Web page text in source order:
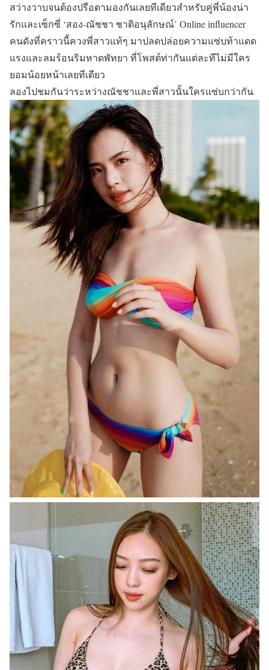
สว่างวาบจนต้องปรือตามองกันเลยทีเดียวสำหรับคู่พี่น้องน่า
รักและเซ็กซี่ ‘สอง-ณัชชา ชาติอนุลักษณ์’ Online influencer
คนดังที่คราวนี้ควงพี่สาวแท้ๆ มาปลดปล่อยความแซ่บท้าแดด
แรงและลมร้อนริมหาดพัทยา ที่โพสต์ท่ากันแต่ละทีไม่มีใคร
ยอมน้อยหน้าเลยทีเดียว
ลองไปชมกันว่าระหว่างณัชชาและพี่สาวนั้นใครแซ่บกว่ากัน